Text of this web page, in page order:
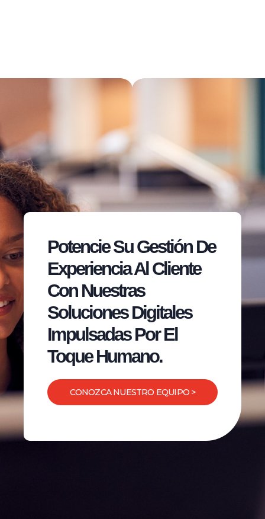
Potencie Su Gestión De
Experiencia Al Cliente
Con Nuestras
Soluciones Digitales
Impulsadas Por El
Toque Humano.
CONOZCA NUESTRO EQUIPO >